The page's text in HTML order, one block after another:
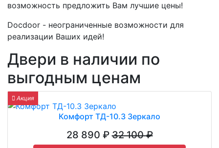
возможность предложить Вам лучшие цены!
Docdoor - неограниченные возможности для
реализации Ваших идей!
Двери в наличии по
выгодным ценам
Акция
Комфорт ТД-10.3 Зеркало
28 890 ₽32 100 ₽